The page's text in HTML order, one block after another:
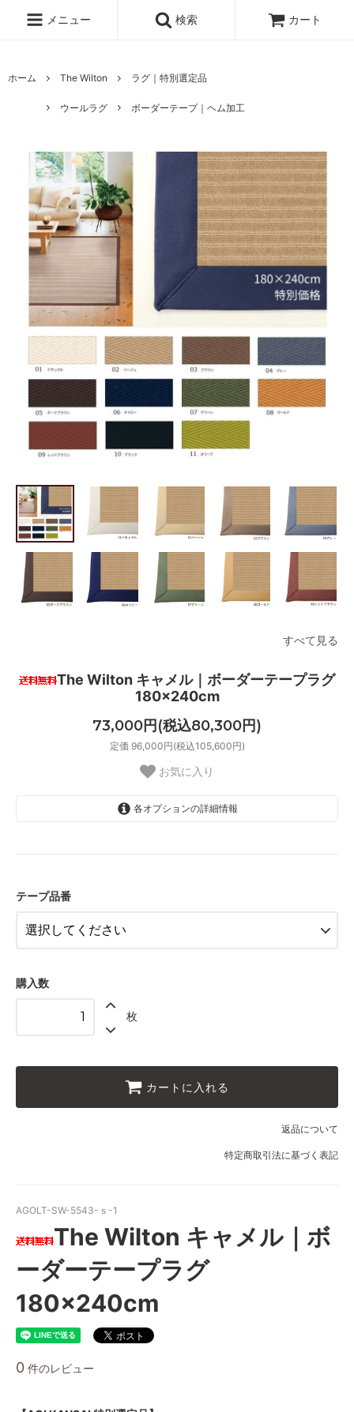
メニュー 検索 カート
ホーム The Wilton ラグ｜特別選定品
ウールラグ ボーダーテープ｜ヘム加工
すべて見る
The Wilton キャメル｜ボーダーテープラグ
180×240cm
73,000円(税込80,300円)
定価 96,000円(税込105,600円)
お気に入り
各オプションの詳細情報
テープ品番
購入数
枚
カートに入れる
返品について
特定商取引法に基づく表記
AGOLT-SW-5543-ｓ-1
The Wilton キャメル｜ボ
ーダーテープラグ
180×240cm
0 件のレビュー